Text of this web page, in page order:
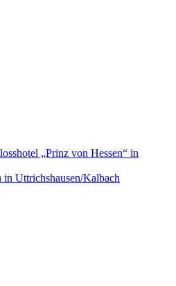
„Prinz von Hessen“ in
Uttrichshausen/Kalbach